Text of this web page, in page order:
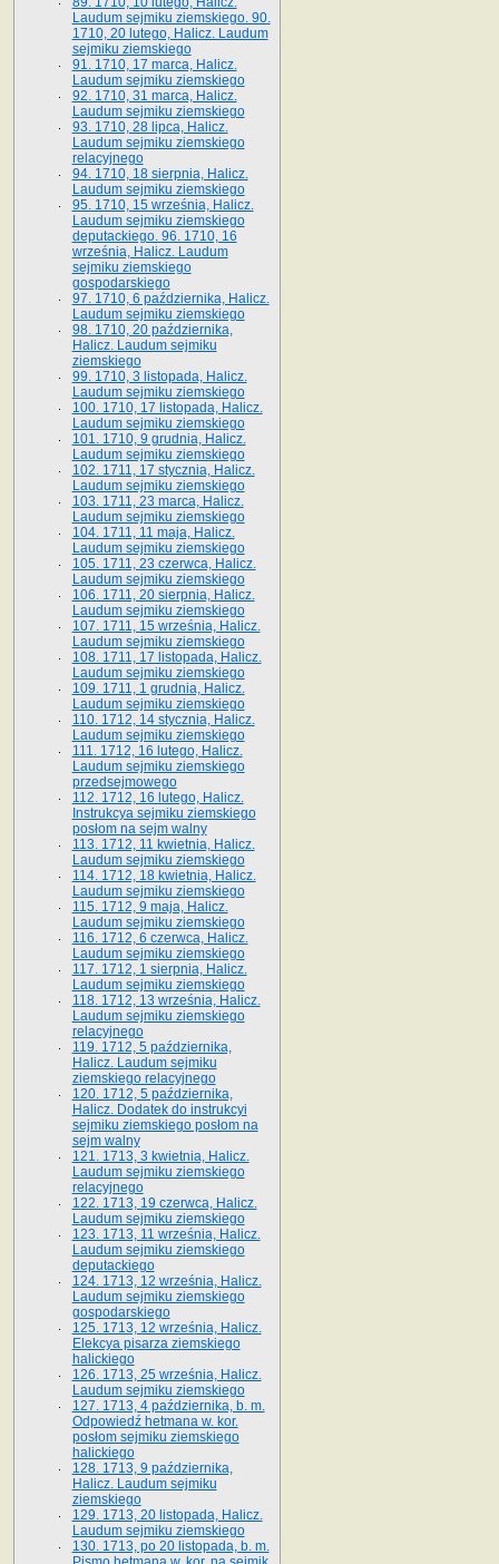
Laudum sejmiku ziemskiego. 90.
1710, 20 lutego, Halicz. Laudum
sejmiku ziemskiego
91. 1710, 17 marca, Halicz.
Laudum sejmiku ziemskiego
92. 1710, 31 marca, Halicz.
Laudum sejmiku ziemskiego
93. 1710, 28 lipca, Halicz.
Laudum sejmiku ziemskiego
relacyjnego
94. 1710, 18 sierpnia, Halicz.
Laudum sejmiku ziemskiego
95. 1710, 15 września, Halicz.
Laudum sejmiku ziemskiego
deputackiego. 96. 1710, 16
września, Halicz. Laudum
sejmiku ziemskiego
gospodarskiego
97. 1710, 6 października, Halicz.
Laudum sejmiku ziemskiego
98. 1710, 20 października,
Halicz. Laudum sejmiku
ziemskiego
99. 1710, 3 listopada, Halicz.
Laudum sejmiku ziemskiego
100. 1710, 17 listopada, Halicz.
Laudum sejmiku ziemskiego
101. 1710, 9 grudnia, Halicz.
Laudum sejmiku ziemskiego
102. 1711, 17 stycznia, Halicz.
Laudum sejmiku ziemskiego
103. 1711, 23 marca, Halicz.
Laudum sejmiku ziemskiego
104. 1711, 11 maja, Halicz.
Laudum sejmiku ziemskiego
105. 1711, 23 czerwca, Halicz.
Laudum sejmiku ziemskiego
106. 1711, 20 sierpnia, Halicz.
Laudum sejmiku ziemskiego
107. 1711, 15 września, Halicz.
Laudum sejmiku ziemskiego
108. 1711, 17 listopada, Halicz.
Laudum sejmiku ziemskiego
109. 1711, 1 grudnia, Halicz.
Laudum sejmiku ziemskiego
110. 1712, 14 stycznia, Halicz.
Laudum sejmiku ziemskiego
111. 1712, 16 lutego, Halicz.
Laudum sejmiku ziemskiego
przedsejmowego
112. 1712, 16 lutego, Halicz.
Instrukcya sejmiku ziemskiego
posłom na sejm walny
113. 1712, 11 kwietnia, Halicz.
Laudum sejmiku ziemskiego
114. 1712, 18 kwietnia, Halicz.
Laudum sejmiku ziemskiego
115. 1712, 9 maja, Halicz.
Laudum sejmiku ziemskiego
116. 1712, 6 czerwca, Halicz.
Laudum sejmiku ziemskiego
117. 1712, 1 sierpnia, Halicz.
Laudum sejmiku ziemskiego
118. 1712, 13 września, Halicz.
Laudum sejmiku ziemskiego
relacyjnego
119. 1712, 5 października,
Halicz. Laudum sejmiku
ziemskiego relacyjnego
120. 1712, 5 października,
Halicz. Dodatek do instrukcyi
sejmiku ziemskiego posłom na
sejm walny
121. 1713, 3 kwietnia, Halicz.
Laudum sejmiku ziemskiego
relacyjnego
122. 1713, 19 czerwca, Halicz.
Laudum sejmiku ziemskiego
123. 1713, 11 września, Halicz.
Laudum sejmiku ziemskiego
deputackiego
124. 1713, 12 września, Halicz.
Laudum sejmiku ziemskiego
gospodarskiego
125. 1713, 12 września, Halicz.
Elekcya pisarza ziemskiego
halickiego
126. 1713, 25 września, Halicz.
Laudum sejmiku ziemskiego
127. 1713, 4 października, b. m.
Odpowiedź hetmana w. kor.
posłom sejmiku ziemskiego
halickiego
128. 1713, 9 października,
Halicz. Laudum sejmiku
ziemskiego
129. 1713, 20 listopada, Halicz.
Laudum sejmiku ziemskiego
130. 1713, po 20 listopada, b. m.